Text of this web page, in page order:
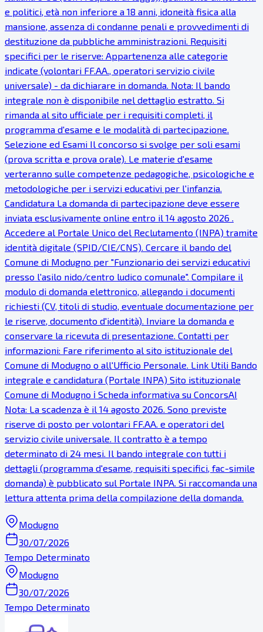
e politici, età non inferiore a 18 anni, idoneità fisica alla
mansione, assenza di condanne penali e provvedimenti di
destituzione da pubbliche amministrazioni. Requisiti
specifici per le riserve: Appartenenza alle categorie
indicate (volontari FF.AA., operatori servizio civile
universale) - da dichiarare in domanda. Nota: Il bando
integrale non è disponibile nel dettaglio estratto. Si
rimanda al sito ufficiale per i requisiti completi, il
programma d'esame e le modalità di partecipazione.
Selezione ed Esami Il concorso si svolge per soli esami
(prova scritta e prova orale). Le materie d'esame
verteranno sulle competenze pedagogiche, psicologiche e
metodologiche per i servizi educativi per l'infanzia.
Candidatura La domanda di partecipazione deve essere
inviata esclusivamente online entro il 14 agosto 2026 .
Accedere al Portale Unico del Reclutamento (INPA) tramite
identità digitale (SPID/CIE/CNS). Cercare il bando del
Comune di Modugno per "Funzionario dei servizi educativi
presso l'asilo nido/centro ludico comunale". Compilare il
modulo di domanda elettronico, allegando i documenti
richiesti (CV, titoli di studio, eventuale documentazione per
le riserve, documento d'identità). Inviare la domanda e
conservare la ricevuta di presentazione. Contatti per
informazioni: Fare riferimento al sito istituzionale del
Comune di Modugno o all'Ufficio Personale. Link Utili Bando
integrale e candidatura (Portale INPA) Sito istituzionale
Comune di Modugno ℹ Scheda informativa su ConcorsAI
Nota: La scadenza è il 14 agosto 2026. Sono previste
riserve di posto per volontari FF.AA. e operatori del
servizio civile universale. Il contratto è a tempo
determinato di 24 mesi. Il bando integrale con tutti i
dettagli (programma d'esame, requisiti specifici, fac-simile
domanda) è pubblicato sul Portale INPA. Si raccomanda una
lettura attenta prima della compilazione della domanda.
Modugno
30/07/2026
Tempo Determinato
Modugno
30/07/2026
Tempo Determinato